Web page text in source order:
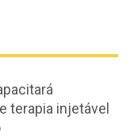
terapia injetável